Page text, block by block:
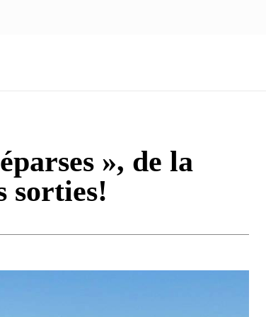
», de la
sorties!